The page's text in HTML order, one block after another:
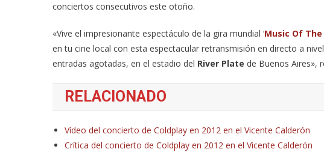
conciertos consecutivos este otoño.
«Vive el impresionante espectáculo de la gira mundial ‘Music Of The
en tu cine local con esta espectacular retransmisión en directo a
entradas agotadas, en el estadio del River Plate de Buenos Aires»,
RELACIONADO
Vídeo del concierto de Coldplay en 2012 en el Vicente Calderón
Crítica del concierto de Coldplay en 2012 en el Vicente Calderón